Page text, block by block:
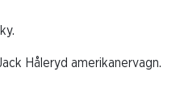
Håleryd amerikanervagn.